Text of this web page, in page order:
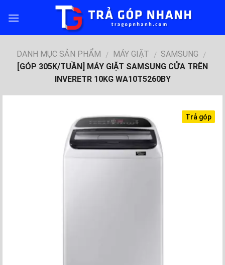
DANH MỤC SẢN PHẨM / MÁY GIẶT / SAMSUNG /
[GÓP 305K/TUẦN] MÁY GIẶT SAMSUNG CỬA TRÊN
INVERETR 10KG WA10T5260BY
Trả góp